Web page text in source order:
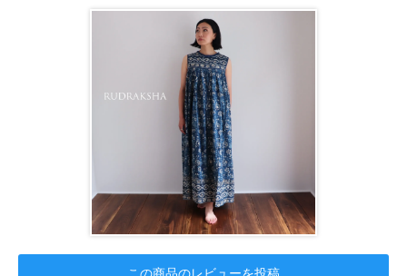
この商品のレビューを投稿